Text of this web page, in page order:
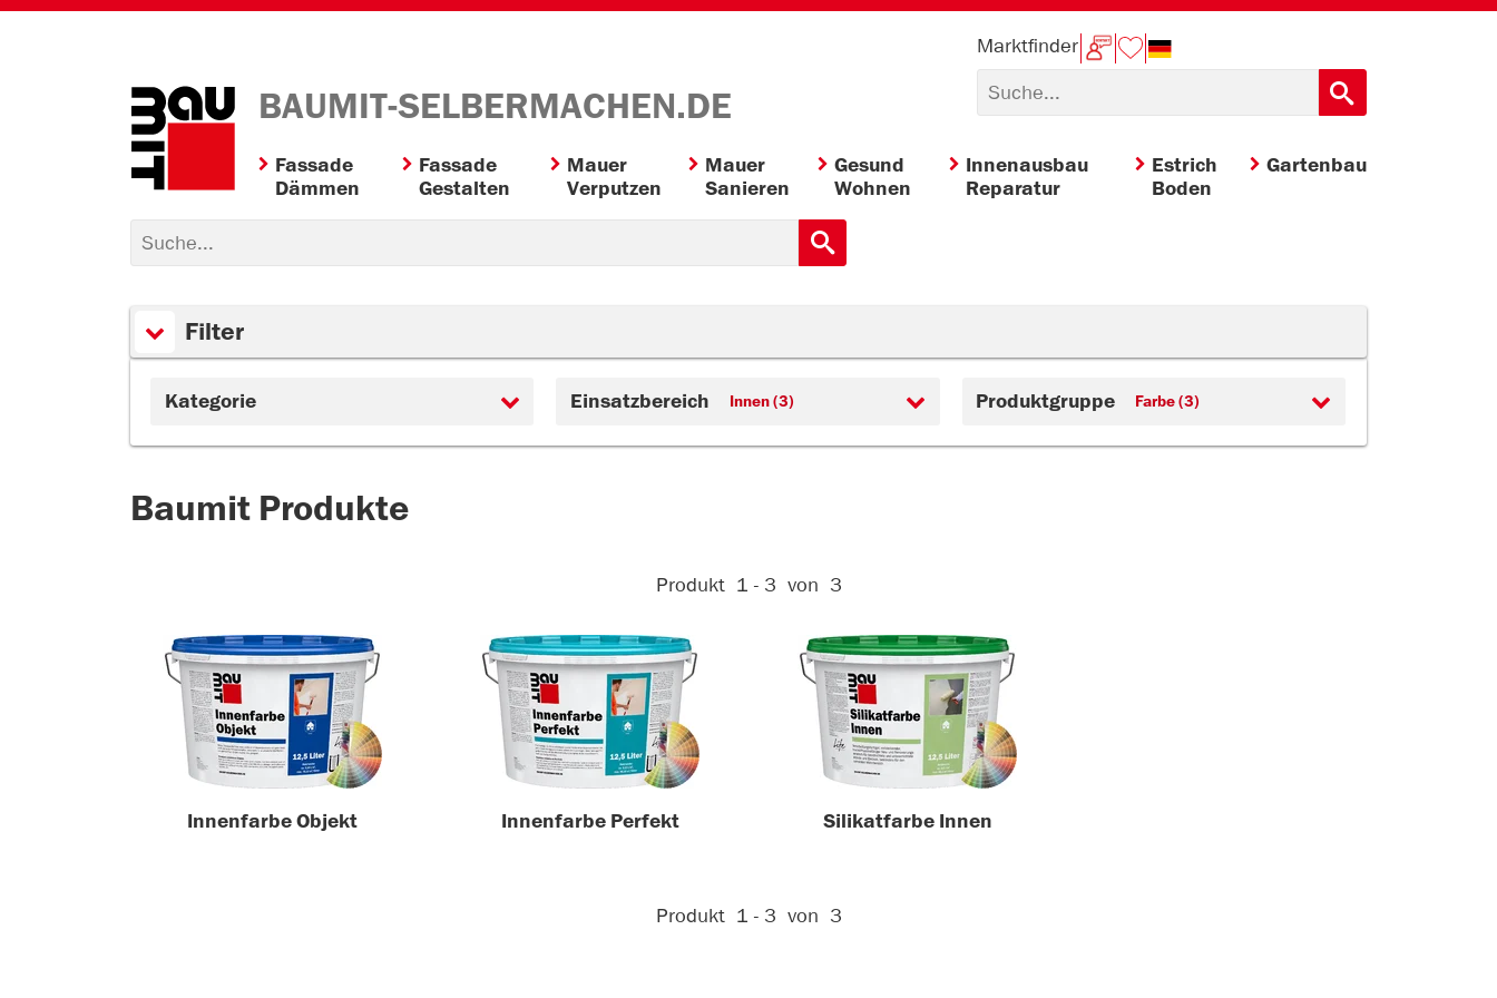
BAUMIT-SELBERMACHEN.DE
Marktfinder
Fassade
Dämmen
Fassade
Gestalten
Mauer
Verputzen
Mauer
Sanieren
Gesund
Wohnen
Innenausbau
Reparatur
Estrich
Boden
Gartenbau
Filter
Kategorie Einsatzbereich Innen (3) Produktgruppe Farbe (3)
Baumit Produkte
Aktive Filter:
Produkt 1 - 3 von 3
Innenfarbe Objekt Innenfarbe Perfekt Silikatfarbe Innen
Aktive Filter:
Produkt 1 - 3 von 3